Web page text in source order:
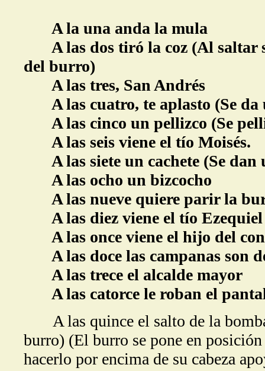
A la una anda la mula
A las dos tiró la coz (Al saltar
del burro)
A las tres, San Andrés
A las cuatro, te aplasto (Se da
A las cinco un pellizco (Se
A las seis viene el tío Moisés.
A las siete un cachete (Se dan
A las ocho un bizcocho
A las nueve quiere parir la
A las diez viene el tío Ezequiel
A las once viene el hijo del
A las doce las campanas son
A las trece el alcalde mayor
A las catorce le roban el
A las quince el salto de la
burro) (El burro se pone en
hacerlo por encima de su cabeza